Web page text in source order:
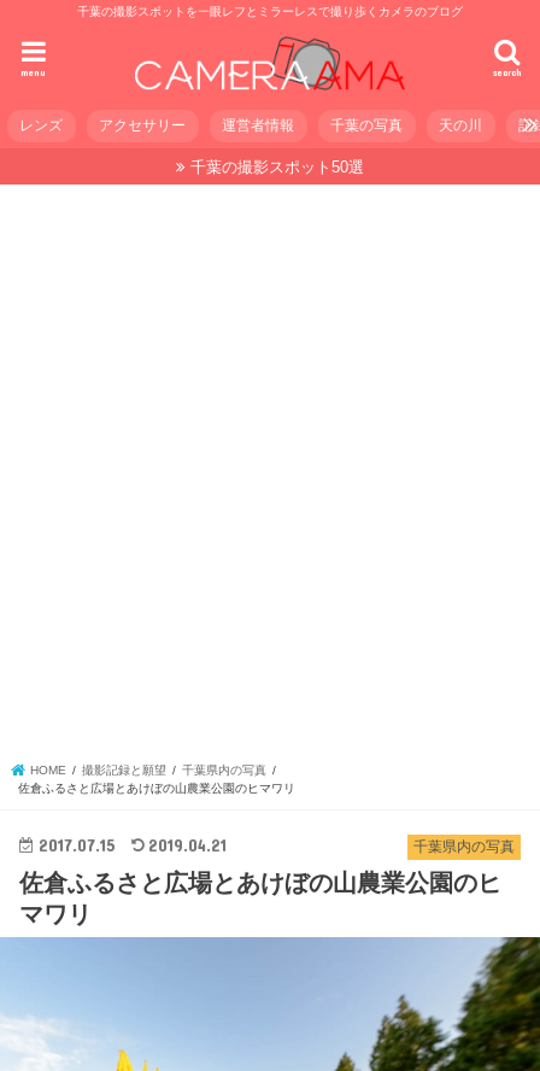
千葉の撮影スポットを一眼レフとミラーレスで撮り歩くカメラのブログ
search
menu
レンズ アクセサリー 運営者情報 千葉の写真 天の川 記
千葉の撮影スポット50選
HOME 撮影記録と願望
千葉県内の写真
佐倉ふるさと広場とあけぼの山農業公園のヒマワリ
千葉県内の写真
2017.07.15 2019.04.21
佐倉ふるさと広場とあけぼの山農業公園のヒ
マワリ